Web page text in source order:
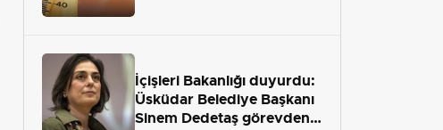
İçişleri Bakanlığı duyurdu:
Üsküdar Belediye Başkanı
Sinem Dedetaş görevden